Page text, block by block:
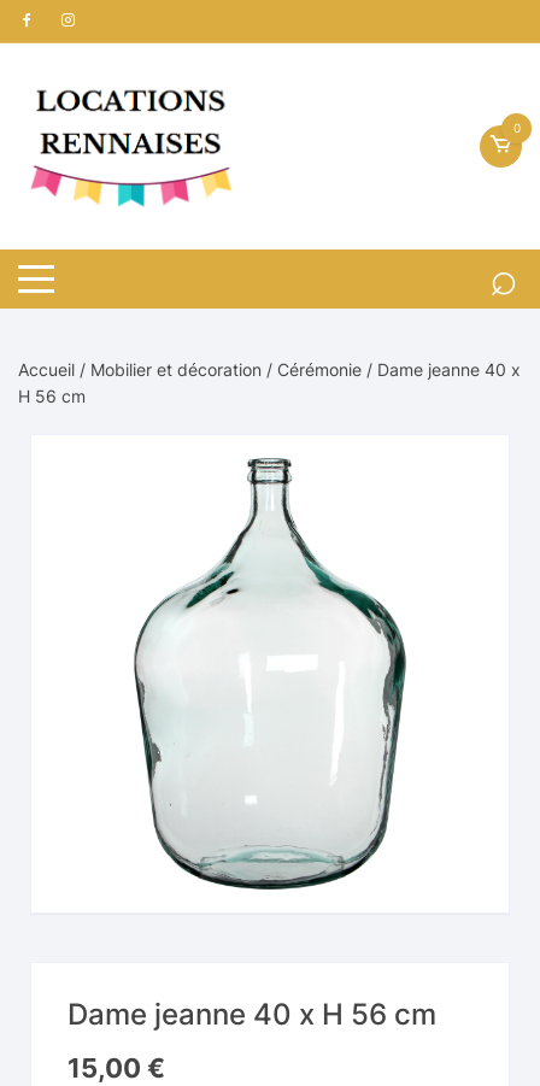
Aller
au
0
Accueil / Mobilier et décoration / Cérémonie / Dame jeanne 40 x
H 56 cm
Dame jeanne 40 x H 56 cm
15,00 €